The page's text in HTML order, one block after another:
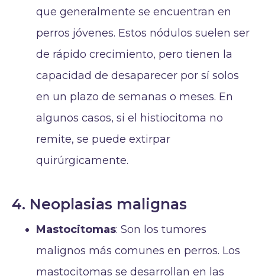
que generalmente se encuentran en
perros jóvenes. Estos nódulos suelen ser
de rápido crecimiento, pero tienen la
capacidad de desaparecer por sí solos
en un plazo de semanas o meses. En
algunos casos, si el histiocitoma no
remite, se puede extirpar
quirúrgicamente.
4. Neoplasias malignas
Mastocitomas: Son los tumores
malignos más comunes en perros. Los
mastocitomas se desarrollan en las